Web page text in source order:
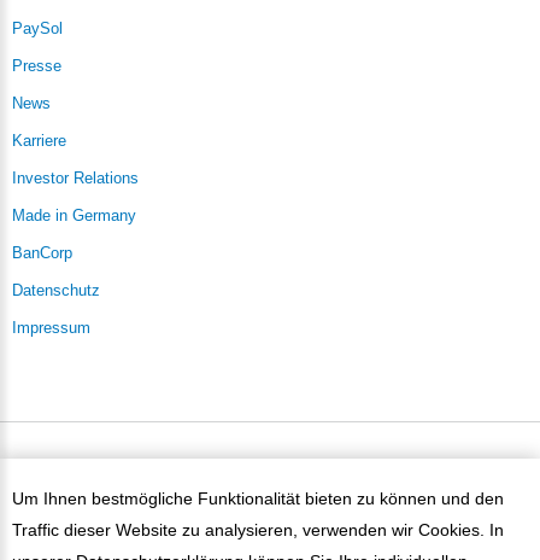
Um Ihnen bestmögliche Funktionalität bieten zu können und den
Traffic dieser Website zu analysieren, verwenden wir Cookies. In
PaySol
Presse
News
Karriere
Investor Relations
Made in Germany
BanCorp
Datenschutz
Impressum